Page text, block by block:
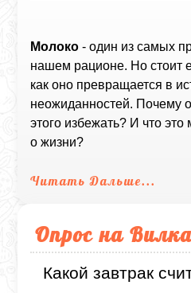
Молоко - один из самых
нашем рационе. Но стоит
как оно превращается в
неожиданностей. Почему
этого избежать? И что это
о жизни?
Читать Дальше...
Опрос на
Какой завтрак